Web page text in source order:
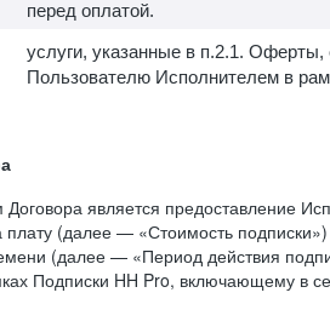
перед оплатой.
услуги, указанные в п.2.1.
Пользователю Исполнителем в
является предоставление
плату (далее — «Стоимость
(далее — «Период действия
Подписки HH Pro, включающему в